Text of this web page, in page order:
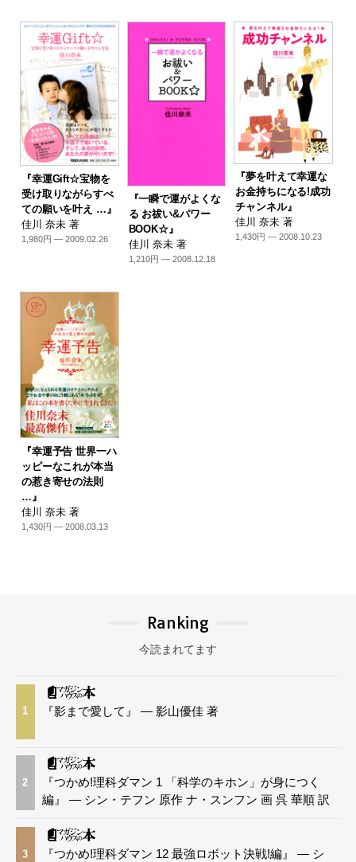
『幸運Gift☆宝物を
受け取りながらすべ
ての願いを叶え …』
佳川 奈未 著
1,980円 — 2009.02.26
『一瞬で運がよくな
る お祓い&パワー
BOOK☆』
佳川 奈未 著
1,210円 — 2008.12.18
『夢を叶えて幸運な
お金持ちになる!成功
チャンネル』
佳川 奈未 著
1,430円 — 2008.10.23
『幸運予告 世界一ハ
ッピーなこれが本当
の惹き寄せの法則
…』
佳川 奈未 著
1,430円 — 2008.03.13
Ranking
今読まれてます
1 『影まで愛して』 — 影山優佳 著
2
『つかめ!理科ダマン 1 「科学のキホン」が身につく
編』 — シン・テフン 原作 ナ・スンフン 画 呉 華順 訳
3
『つかめ!理科ダマン 12 最強ロボット決戦!編』 — シ